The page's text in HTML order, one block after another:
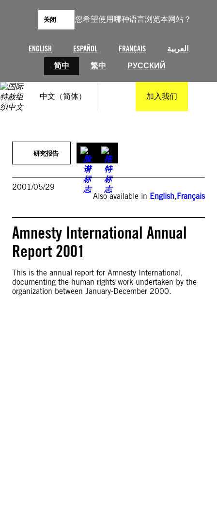
您希望使用哪种语言浏览本网站？
ENGLISH ESPAÑOL FRANÇAIS
العربية
简中
繁中 РУССКИЙ
关闭
中文（简体） 加入我们
研究报告
2001/05/29
Also available in English,Français
Amnesty International Annual
Report 2001
This is the annual report for Amnesty International,
documenting the human rights work undertaken by the
organization between January-December 2000.